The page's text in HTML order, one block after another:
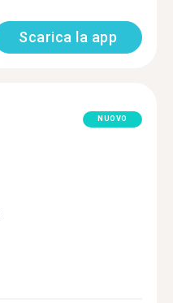
Scarica la app
NUOVO